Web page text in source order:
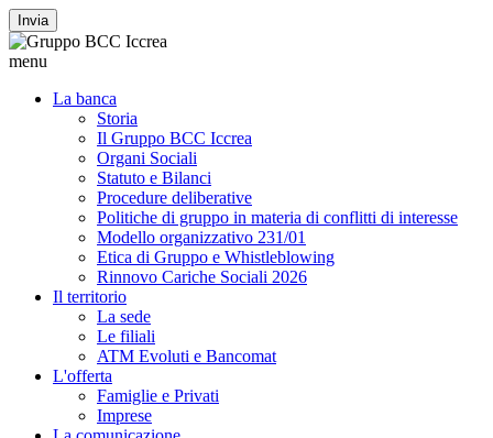
Invia
menu
La banca
Storia
Il Gruppo BCC Iccrea
Organi Sociali
Statuto e Bilanci
Procedure deliberative
Politiche di gruppo in materia di conflitti di interesse
Modello organizzativo 231/01
Etica di Gruppo e Whistleblowing
Rinnovo Cariche Sociali 2026
Il territorio
La sede
Le filiali
ATM Evoluti e Bancomat
L'offerta
Famiglie e Privati
Imprese